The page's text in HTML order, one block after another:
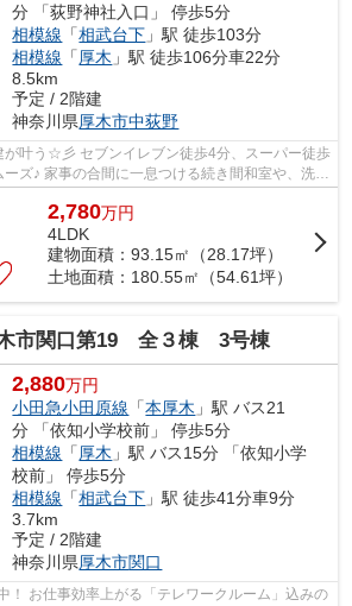
分 「荻野神社入口」 停歩5分
相模線 「相武台下 」駅 徒歩103分
相模線 「厚木 」駅 徒歩106分車22分
8.5km
予定 / 2階建
神奈川県厚木市中荻野
が叶う☆彡 セブンイレブン徒歩4分、スーパー徒歩
ズ♪ 家事の合間に一息つける続き間和室や、洗濯
セスバル...
2,780万円
4LDK
建物面積：93.15㎡（28.17坪）
土地面積：180.55㎡（54.61坪）
市関口第19 全３棟 3号棟
2,880万円
小田急小田原線 「本厚木 」駅 バス21
分 「依知小学校前」 停歩5分
相模線 「厚木 」駅 バス15分 「依知小学
校前」 停歩5分
相模線 「相武台下 」駅 徒歩41分車9分
3.7km
予定 / 2階建
神奈川県厚木市関口
！ お仕事効率上がる「テレワークルーム」込みの